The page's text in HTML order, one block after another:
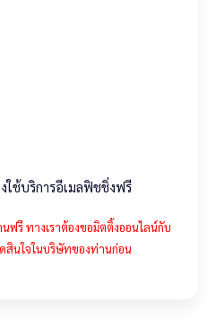
ช้บริการอีเมลฟิชชิ่งฟรี
ฟรี ทางเราต้องขอมิตติ้งออนไลน์กับ
สินใจในบริษัทของท่านก่อน